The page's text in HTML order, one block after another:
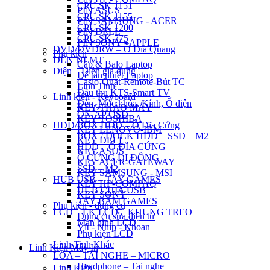
CPU SK 1151
CPU SK 1155
CPU SK 1200
CPU SK 775
DVD/DVDRW – Ổ Đĩa Quang
ĐÈN NLMT
Điện – Điện gia dụng
Casio-Quạt-Remote-Bút TC
Đầu thu KTS-Smart TV
Đèn, Móc khóa, Kính, Ổ điện
ỔN ÁP QSD
HDD/BOX HDD – Ổ Đĩa Cứng
BOX / DOCK HDD – SSD – M2
HDD – Ổ ĐĨA CỨNG
Ổ CỨNG DI ĐỘNG
SSD – M2
HUB USB – TAY GAMES
HUB CHIA USB
TAY BẤM GAMES
LCD – LK LCD – KHUNG TREO
Màn hình LCD
Phụ kiện LCD
Linh Tinh Khác
LOA – TAI NGHE – MICRO
Headphone – Tai nghe
PIN ASUS
PIN SAMSUNG - ACER
PIN DELL
PIN SONY - APPLE
Phụ kiện
Cặp & Balo Laptop
Đế tản nhiệt Laptop
Linh Tinh
Linh kiện - Keyboard
KEY THÁO MÁY
KEY TOSHIBA
KEY LENOVO-IBM
KEY DELL
KEY ASUS
KEY ACER-GATEWAY
KEY SAMSUNG - MSI
KEY HP-COMPAQ
KEY SONY
Phụ kiện - dụng cụ
Dụng cụ sửa điện tử
Vít - Nhíp - Khoan
Linh Kiện Máy In